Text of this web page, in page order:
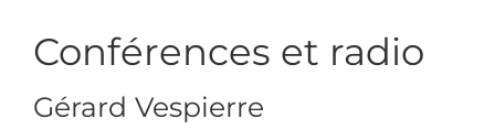
Conférences et radio
Gérard Vespierre